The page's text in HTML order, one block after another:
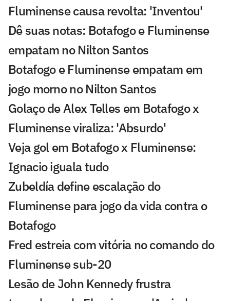
Fluminense causa revolta: 'Inventou'
Dê suas notas: Botafogo e Fluminense
empatam no Nilton Santos
Botafogo e Fluminense empatam em
jogo morno no Nilton Santos
Golaço de Alex Telles em Botafogo x
Fluminense viraliza: 'Absurdo'
Veja gol em Botafogo x Fluminense:
Ignacio iguala tudo
Zubeldía define escalação do
Fluminense para jogo da vida contra o
Botafogo
Fred estreia com vitória no comando do
Fluminense sub-20
Lesão de John Kennedy frustra